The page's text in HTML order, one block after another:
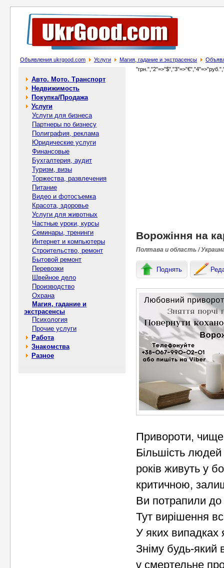
Объявления ukrgood.com Услуги Магия, гадание и экстрасенсы
Авто. Мото. Транспорт
Недвижимость
Покупка/Продажа
Услуги
Услуги для бизнеса
Партнеры по бизнесу
Полиграфия, реклама
Юридические услуги
Финансовые
Бухгалтерия, аудит
Туризм, визы
Торжества, развлечения
Питание
Видео и фотосъемка
Красота, здоровье
Услуги для животных
Частные уроки, курсы
Семинары, тренинги
Интернет и компьютеры
Строительство, ремонт
Бытовой ремонт
Перевозки
Швейное дело
Производство
Охрана
Магия, гадание и
экстрасенсы
Психология
Прочие услуги
Работа
Знакомства
Разное
Ворожіння на
Полтава и область /
Поднять
Привороти,
Більшість
років живуть у
критичною,
Ви потрапили
Тут вирішення
У яких
Зніму будь-який
v смертельне